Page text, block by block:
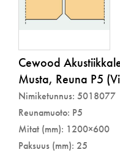
Cewood
Musta, Reuna P5
Nimiketunnus: 5018077
Reunamuoto: P5
Mitat (mm): 1200×600
Paksuus (mm): 25